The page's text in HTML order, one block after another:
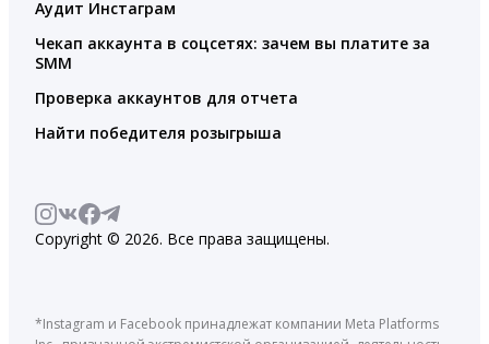
Аудит Инстаграм
Чекап аккаунта в соцсетях: зачем вы платите за
SMM
Проверка аккаунтов для отчета
Найти победителя розыгрыша
Copyright © 2026. Все права защищены.
*Instagram и Facebook принадлежат компании Meta Platforms